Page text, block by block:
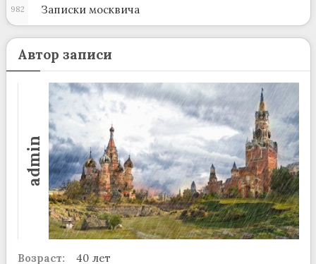
Записки москвича
982
Автор записи
admin
Возраст:
40 лет